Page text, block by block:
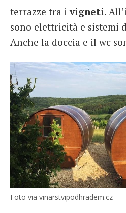
terrazze tra ivigneti.
sono elettricità e sistemi
Anche la doccia e il wc
Foto via vinarstvipodhradem.cz